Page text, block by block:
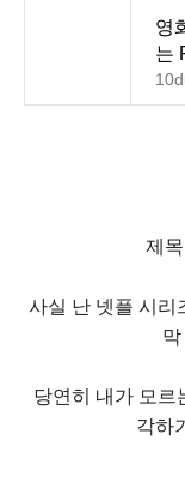
영
는
제
사실 난 넷플 시리
당연히 내가 모르
각하